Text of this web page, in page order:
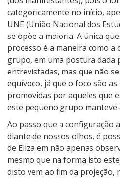
categoricamente no início,
UNE (União Nacional dos
se opõe a maioria. A única
processo é a maneira como
grupo, em uma postura dada
entrevistadas, mas que não
equívoco, já que o foco são as
promovidas por aqueles que
este pequeno grupo manteve-
Ao passo que a configuração
diante de nossos olhos, é
de Eliza em não apenas
mesmo que na forma isto
disto vem ao fim da projeção,